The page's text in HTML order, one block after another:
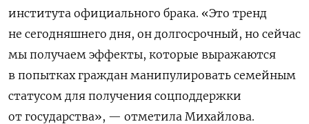
института официального брака. «Это тренд
не сегодняшнего дня, он долгосрочный, но сейчас
мы получаем эффекты, которые выражаются
в попытках граждан манипулировать семейным
статусом для получения соцподдержки
от государства», — отметила Михайлова.